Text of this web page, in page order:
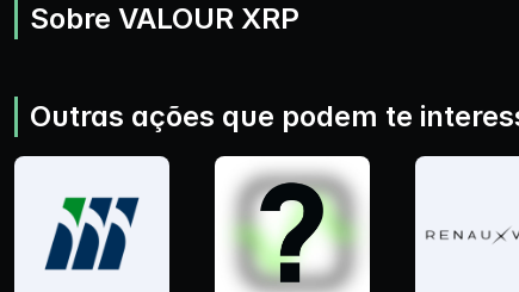
Sobre VALOUR XRP
Outras ações que podem te